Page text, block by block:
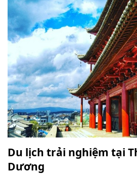
Du lịch trải nghiệm tại
Dương